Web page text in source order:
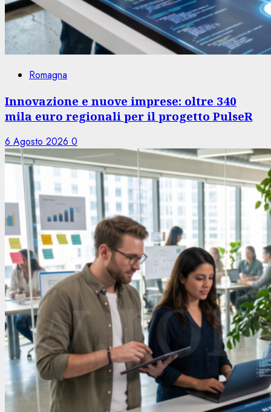
Romagna
Innovazione e nuove imprese: oltre 340
mila euro regionali per il progetto PulseR
6 Agosto 2026 0